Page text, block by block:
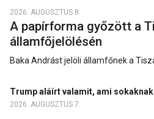
2026. AUGUSZTUS 8.
A papírforma győzött a
államfőjelölésén
Baka Andrást jelöli államfőnek a
Trump aláírt valamit, ami
2026. AUGUSZTUS 7.